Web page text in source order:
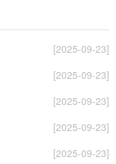
[2025-09-23]
[2025-09-23]
[2025-09-23]
[2025-09-23]
[2025-09-23]